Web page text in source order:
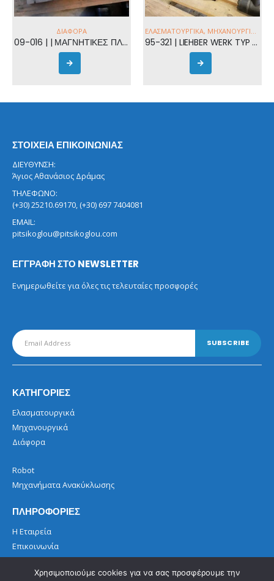
ΕΛΑΣΜΑΤΟΥΡΓΙΚΆ,ΜΗΧΑΝΟΥΡΓΙΚΆ ΔΙΆΦΟΡΑ,ΔΙΆΦΟΡΑ ,ΔΙΆΦΟΡΑ,
ΣΤΟΙΧΕΙΑ ΕΠΙΚΟΙΝΩΝΙΑΣ
ΔΙΕΥΘΥΝΣΗ:
Άγιος Αθανάσιος Δράμας
ΤΗΛΕΦΩΝΟ:
(+30) 25210.69170, (+30) 697 7404081
EMAIL:
pitsikoglou@pitsikoglou.com
ΕΓΓΡΑΦΗ ΣΤΟ NEWSLETTER
Ενημερωθείτε για όλες τις τελευταίες προσφορές
ΚΑΤΗΓΟΡΙΕΣ
Ελασματουργικά
Μηχανουργικά
Διάφορα
Robot
Μηχανήματα Ανακύκλωσης
ΠΛΗΡΟΦΟΡΙΕΣ
Η Εταιρεία
Επικοινωνία
Όροι Χρήσης
Χρησιμοποιούμε cookies για να σας προσφέρουμε την